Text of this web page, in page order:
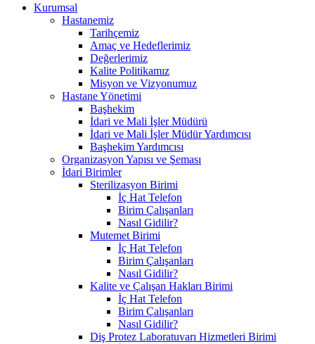
Kurumsal
Hastanemiz
Tarihçemiz
Amaç ve Hedeflerimiz
Değerlerimiz
Kalite Politikamız
Misyon ve Vizyonumuz
Hastane Yönetimi
Başhekim
İdari ve Mali İşler Müdürü
İdari ve Mali İşler Müdür Yardımcısı
Başhekim Yardımcısı
Organizasyon Yapısı ve Şeması
İdari Birimler
Sterilizasyon Birimi
İç Hat Telefon
Birim Çalışanları
Nasıl Gidilir?
Mutemet Birimi
İç Hat Telefon
Birim Çalışanları
Nasıl Gidilir?
Kalite ve Çalışan Hakları Birimi
İç Hat Telefon
Birim Çalışanları
Nasıl Gidilir?
Diş Protez Laboratuvarı Hizmetleri Birimi